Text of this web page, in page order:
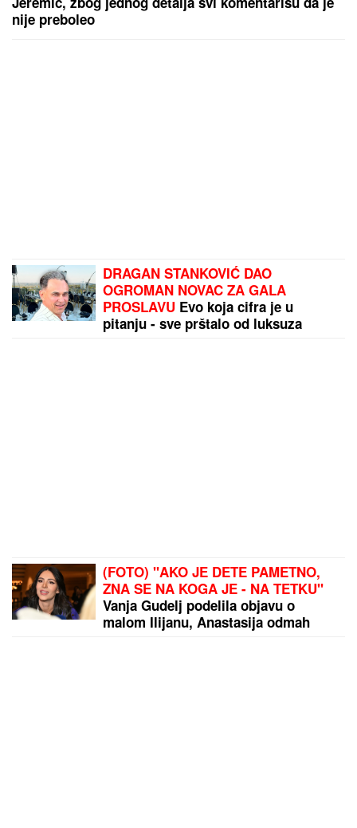
nije preboleo
DRAGAN STANKOVIĆ DAO
OGROMAN NOVAC ZA GALA
PROSLAVU Evo koja cifra je u
pitanju - sve prštalo od luksuza
(FOTO) "AKO JE DETE PAMETNO,
ZNA SE NA KOGA JE - NA TETKU"
Vanja Gudelj podelila objavu o
malom Ilijanu, Anastasija odmah